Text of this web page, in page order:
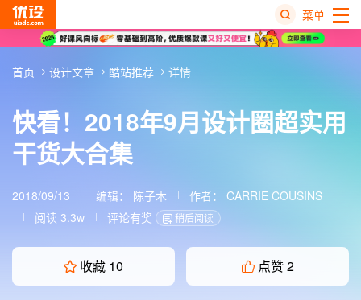
菜单
快看！2018年9月设计圈超实用
干货大合集
2018/09/13 编辑： 陈子木 作者： CARRIE COUSINS
阅读 3.3w
评论有奖 稍后阅读
收藏 10 点赞2
首页 设计文章 酷站推荐 详情